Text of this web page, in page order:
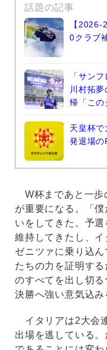
話題の記事
【
0クラブ
「サン
川村拓夢
帰「この
天皇杯
発退場の
W杯まであと一歩
が重要になる。「
いをしてきた。予
維持してきたし、
ゼニツァに乗り込
たちの力を証明す
のすべてを出し切
決勝へ強い意気込み
イタリアは2大会
出場を逃している